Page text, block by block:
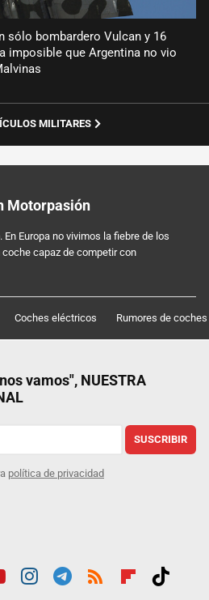
sólo bombardero Vulcan y 16
imposible que Argentina no vio
MILITARES
Motorpasión
Europa no vivimos la fiebre de los
capaz de competir con
Coches eléctricos Rumores de coches
vamos", NUESTRA
SUSCRIBIR
política de privacidad